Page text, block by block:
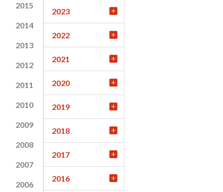
2015
2014
2013
2012
2011
2010
2009
2008
2007
2006
2023
2022
2021
2020
2019
2018
2017
2016